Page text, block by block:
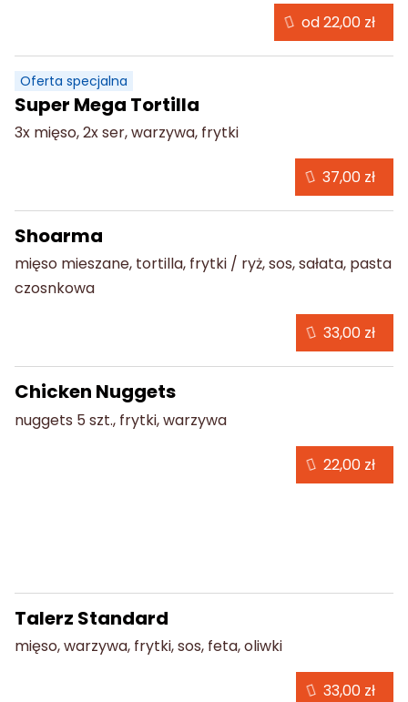
Oferta specjalna
Super Mega Tortilla
3x mięso, 2x ser, warzywa, frytki
Shoarma
mięso mieszane, tortilla, frytki / ryż, sos, sałata, pasta
czosnkowa
Chicken Nuggets
nuggets 5 szt., frytki, warzywa
Talerz Standard
mięso, warzywa, frytki, sos, feta, oliwki